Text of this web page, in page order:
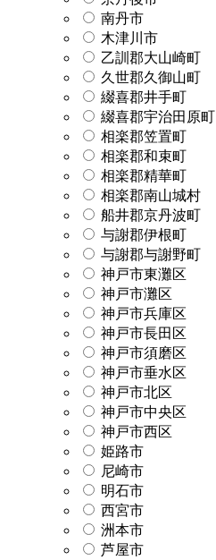
南丹市
木津川市
乙訓郡大山崎町
久世郡久御山町
綴喜郡井手町
綴喜郡宇治田原町
相楽郡笠置町
相楽郡和束町
相楽郡精華町
相楽郡南山城村
船井郡京丹波町
与謝郡伊根町
与謝郡与謝野町
神戸市東灘区
神戸市灘区
神戸市兵庫区
神戸市長田区
神戸市須磨区
神戸市垂水区
神戸市北区
神戸市中央区
神戸市西区
姫路市
尼崎市
明石市
西宮市
洲本市
芦屋市